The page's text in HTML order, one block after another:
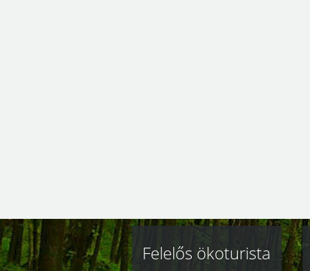
Kapcsolódó
oldalak
Felelős ökoturista